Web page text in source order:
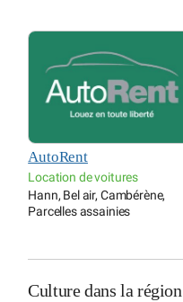
AutoRent
Location de voitures
Hann, Bel air, Cambérène,
Parcelles assainies
Culture dans la région